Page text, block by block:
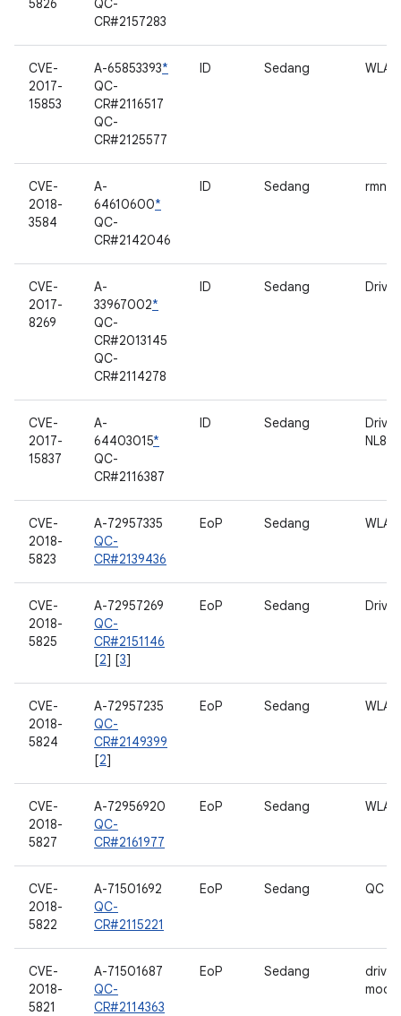
5826
QC-
CR#2157283
CVE-
2017-
15853
A-65853393*
QC-
CR#2116517
QC-
CR#2125577
ID Sedang WLAN
CVE-
2018-
3584
A-
64610600*
QC-
CR#2142046
ID Sedang
CVE-
2017-
8269
A-
33967002*
QC-
CR#2013145
QC-
CR#2114278
ID Sedang Driver
CVE-
2017-
15837
A-
64403015*
QC-
CR#2116387
ID Sedang
Driver
CVE-
2018-
5823
A-72957335
QC-
CR#2139436
EoP Sedang WLAN
CVE-
2018-
5825
A-72957269
QC-
CR#2151146
[2] [3]
EoP Sedang Driver
CVE-
2018-
5824
A-72957235
QC-
CR#2149399
[2]
EoP Sedang WLAN
CVE-
2018-
5827
A-72956920
QC-
CR#2161977
EoP Sedang WLAN
CVE-
2018-
5822
A-71501692
QC-
CR#2115221
EoP Sedang QC
CVE-
2018-
5821
A-71501687
QC-
CR#2114363
EoP Sedang
driver